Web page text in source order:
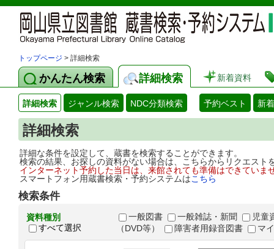
トップページ > 詳細検索
かんたん検索 詳細検索 新着資料
詳細検索 ジャンル検索 NDC分類検索 予約ベスト 新
詳細検索
詳細な条件を設定して、蔵書を検索することができます。
検索の結果、お探しの資料がない場合は、こちらからリクエス
インターネット予約した当日は、来館されても準備はできてい
スマートフォン用蔵書検索・予約システムはこちら
検索条件
資料種別
すべて選択
一般図書 一般雑誌・新聞
児童
（DVD等）
障害者用録音図書 マ